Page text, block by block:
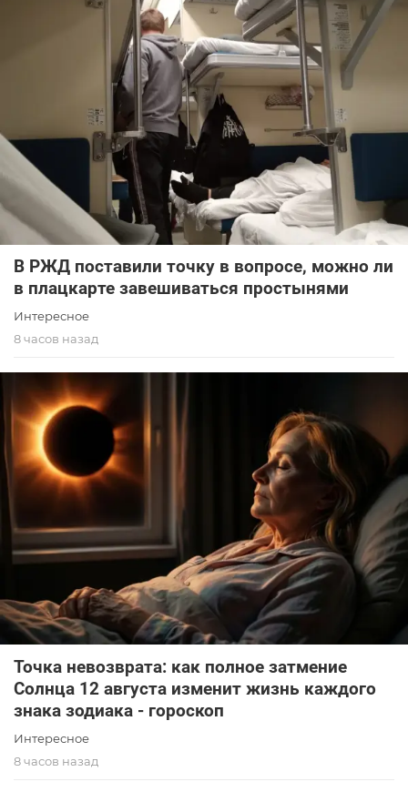
В РЖД поставили точку в вопросе, можно ли
в плацкарте завешиваться простынями
Интересное
8 часов назад
Точка невозврата: как полное затмение
Солнца 12 августа изменит жизнь каждого
знака зодиака - гороскоп
Интересное
8 часов назад